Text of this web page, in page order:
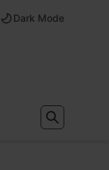
Dark Mode